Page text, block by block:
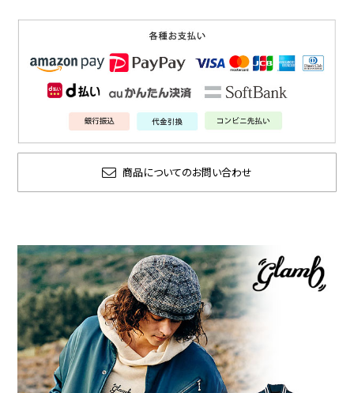
商品についてのお問い合わせ